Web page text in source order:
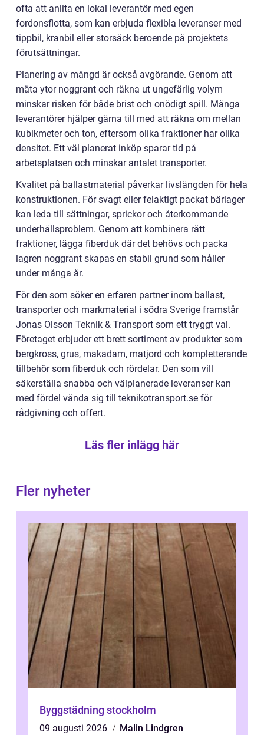
ofta att anlita en lokal leverantör med egen
fordonsflotta, som kan erbjuda flexibla leveranser med
tippbil, kranbil eller storsäck beroende på projektets
förutsättningar.
Planering av mängd är också avgörande. Genom att
mäta ytor noggrant och räkna ut ungefärlig volym
minskar risken för både brist och onödigt spill. Många
leverantörer hjälper gärna till med att räkna om mellan
kubikmeter och ton, eftersom olika fraktioner har olika
densitet. Ett väl planerat inköp sparar tid på
arbetsplatsen och minskar antalet transporter.
Kvalitet på ballastmaterial påverkar livslängden för hela
konstruktionen. För svagt eller felaktigt packat bärlager
kan leda till sättningar, sprickor och återkommande
underhållsproblem. Genom att kombinera rätt
fraktioner, lägga fiberduk där det behövs och packa
lagren noggrant skapas en stabil grund som håller
under många år.
För den som söker en erfaren partner inom ballast,
transporter och markmaterial i södra Sverige framstår
Jonas Olsson Teknik & Transport som ett tryggt val.
Företaget erbjuder ett brett sortiment av produkter som
bergkross, grus, makadam, matjord och kompletterande
tillbehör som fiberduk och rördelar. Den som vill
säkerställa snabba och välplanerade leveranser kan
med fördel vända sig till teknikotransport.se för
rådgivning och offert.
Läs fler inlägg här
Fler nyheter
Byggstädning stockholm
09 augusti 2026 Malin Lindgren